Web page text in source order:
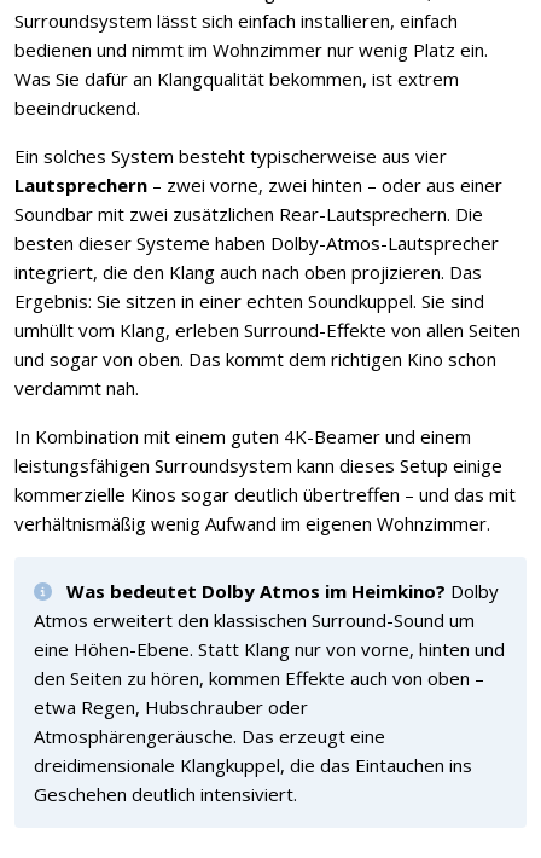
Surroundsystem lässt sich einfach installieren, einfach
bedienen und nimmt im Wohnzimmer nur wenig Platz ein.
Was Sie dafür an Klangqualität bekommen, ist extrem
beeindruckend.
Ein solches System besteht typischerweise aus vier
Lautsprechern – zwei vorne, zwei hinten – oder aus einer
Soundbar mit zwei zusätzlichen Rear-Lautsprechern. Die
besten dieser Systeme haben Dolby-Atmos-Lautsprecher
integriert, die den Klang auch nach oben projizieren. Das
Ergebnis: Sie sitzen in einer echten Soundkuppel. Sie sind
umhüllt vom Klang, erleben Surround-Effekte von allen Seiten
und sogar von oben. Das kommt dem richtigen Kino schon
verdammt nah.
In Kombination mit einem guten 4K-Beamer und einem
leistungsfähigen Surroundsystem kann dieses Setup einige
kommerzielle Kinos sogar deutlich übertreffen – und das mit
verhältnismäßig wenig Aufwand im eigenen Wohnzimmer.
Was bedeutet Dolby Atmos im Heimkino? Dolby
Atmos erweitert den klassischen Surround-Sound um
eine Höhen-Ebene. Statt Klang nur von vorne, hinten und
den Seiten zu hören, kommen Effekte auch von oben –
etwa Regen, Hubschrauber oder
Atmosphärengeräusche. Das erzeugt eine
dreidimensionale Klangkuppel, die das Eintauchen ins
Geschehen deutlich intensiviert.